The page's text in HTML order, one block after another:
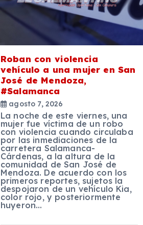
Roban con violencia
vehículo a una mujer en San
José de Mendoza,
#Salamanca
agosto 7, 2026
La noche de este viernes, una
mujer fue víctima de un robo
con violencia cuando circulaba
por las inmediaciones de la
carretera Salamanca-
Cárdenas, a la altura de la
comunidad de San José de
Mendoza. De acuerdo con los
primeros reportes, sujetos la
despojaron de un vehículo Kia,
color rojo, y posteriormente
huyeron…